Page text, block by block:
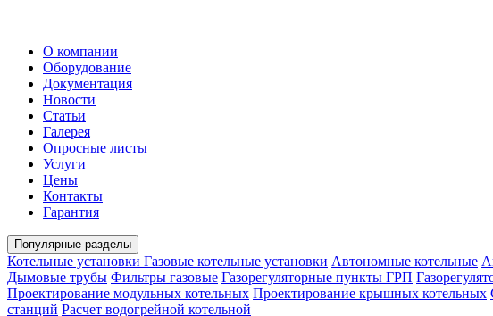
О компании
Оборудование
Документация
Новости
Статьи
Галерея
Опросные листы
Услуги
Цены
Контакты
Гарантия
Популярные разделы
Котельные установки Газовые котельные установки Автономные котельные
Дымовые трубы Фильтры газовые Газорегуляторные пункты ГРП
Проектирование модульных котельных Проектирование крышных котельных
станций Расчет водогрейной котельной